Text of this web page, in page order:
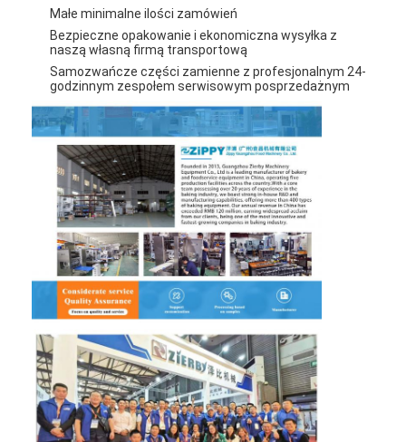
Strona główna
Produkty
O nas
Wycieczka po fabryce
Kontrola jakości
Skontaktuj się z nami
Aktualności
Sprawy
Małe minimalne ilości zamówień
Bezpieczne opakowanie i ekonomiczna wysyłka z
naszą własną firmą transportową
Samozwańcze części zamienne z profesjonalnym 24-
godzinnym zespołem serwisowym posprzedażnym